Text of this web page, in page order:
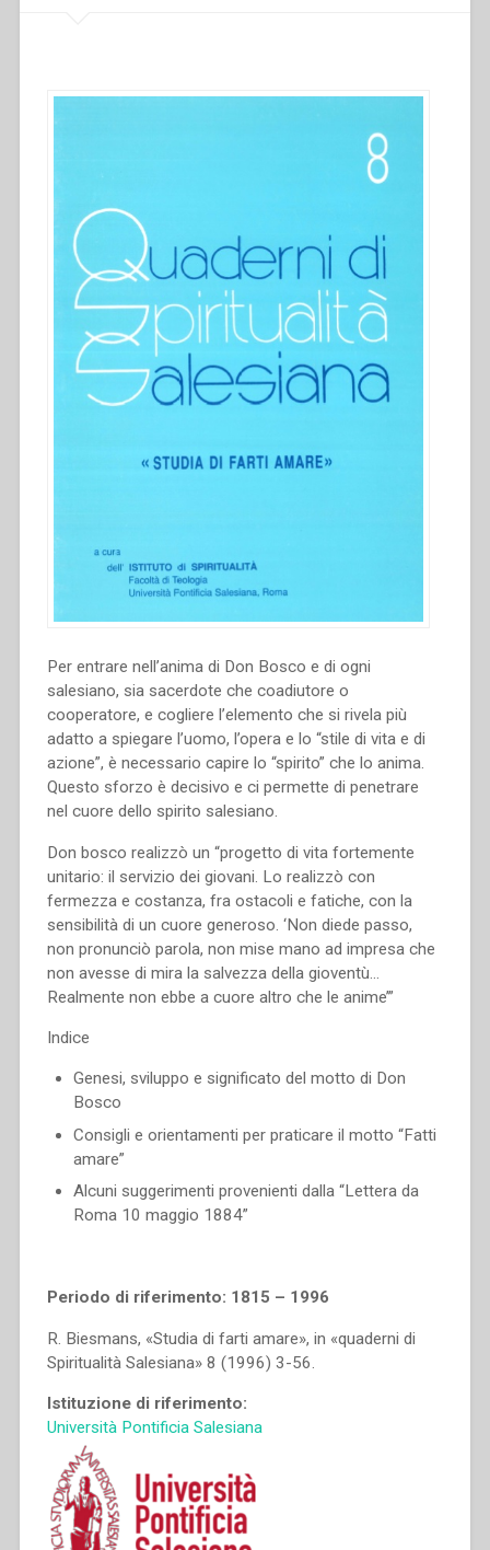
Per entrare nell’anima di Don Bosco e di ogni
salesiano, sia sacerdote che coadiutore o
cooperatore, e cogliere l’elemento che si rivela più
adatto a spiegare l’uomo, l’opera e lo “stile di vita e di
azione”, è necessario capire lo “spirito” che lo anima.
Questo sforzo è decisivo e ci permette di penetrare
nel cuore dello spirito salesiano.
Don bosco realizzò un “progetto di vita fortemente
unitario: il servizio dei giovani. Lo realizzò con
fermezza e costanza, fra ostacoli e fatiche, con la
sensibilità di un cuore generoso. ‘Non diede passo,
non pronunciò parola, non mise mano ad impresa che
non avesse di mira la salvezza della gioventù…
Realmente non ebbe a cuore altro che le anime’”
Indice
Genesi, sviluppo e significato del motto di Don
Bosco
Consigli e orientamenti per praticare il motto “Fatti
amare”
Alcuni suggerimenti provenienti dalla “Lettera da
Roma 10 maggio 1884”
Periodo di riferimento: 1815 – 1996
R. Biesmans, «Studia di farti amare», in «quaderni di
Spiritualità Salesiana» 8 (1996) 3-56.
Istituzione di riferimento:
Università Pontificia Salesiana